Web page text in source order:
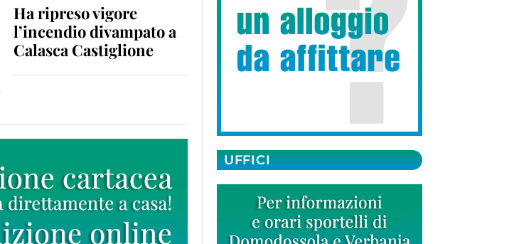
Ha ripreso vigore
l’incendio divampato a
Calasca Castiglione
UFFICI